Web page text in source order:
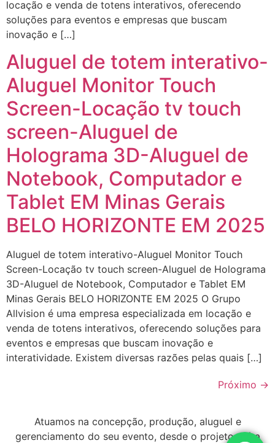
locação e venda de totens interativos, oferecendo
soluções para eventos e empresas que buscam
inovação e […]
Aluguel de totem interativo-
Aluguel Monitor Touch
Screen-Locação tv touch
screen-Aluguel de
Holograma 3D-Aluguel de
Notebook, Computador e
Tablet EM Minas Gerais
BELO HORIZONTE EM 2025
Aluguel de totem interativo-Aluguel Monitor Touch
Screen-Locação tv touch screen-Aluguel de Holograma
3D-Aluguel de Notebook, Computador e Tablet EM
Minas Gerais BELO HORIZONTE EM 2025 O Grupo
Allvision é uma empresa especializada em locação e
venda de totens interativos, oferecendo soluções para
eventos e empresas que buscam inovação e
interatividade. Existem diversas razões pelas quais […]
Próximo →
Atuamos na concepção, produção, aluguel e
gerenciamento do seu evento, desde o projeto até a